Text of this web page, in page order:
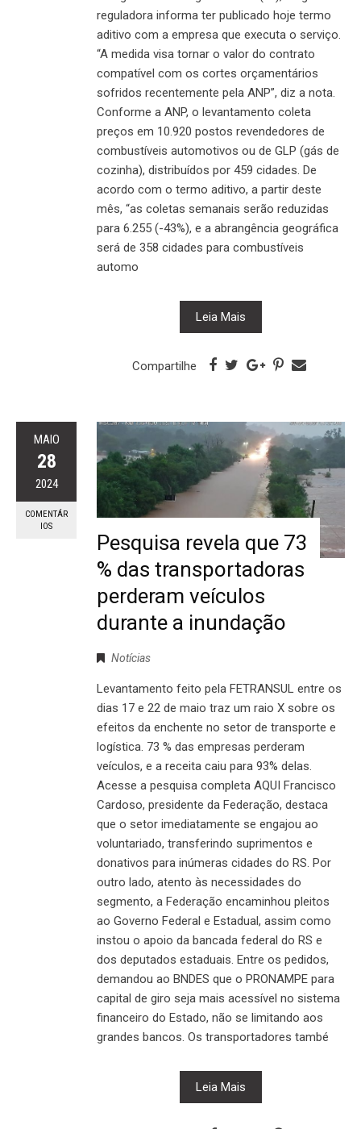
reguladora informa ter publicado hoje termo
aditivo com a empresa que executa o serviço.
“A medida visa tornar o valor do contrato
compatível com os cortes orçamentários
sofridos recentemente pela ANP”, diz a nota.
Conforme a ANP, o levantamento coleta
preços em 10.920 postos revendedores de
combustíveis automotivos ou de GLP (gás de
cozinha), distribuídos por 459 cidades. De
acordo com o termo aditivo, a partir deste
mês, “as coletas semanais serão reduzidas
para 6.255 (-43%), e a abrangência geográfica
será de 358 cidades para combustíveis
automo
Leia Mais
Compartilhe
MAIO
28
2024
COMENTÁR
IOS
Pesquisa revela que 73
% das transportadoras
perderam veículos
durante a inundação
Notícias
Levantamento feito pela FETRANSUL entre os
dias 17 e 22 de maio traz um raio X sobre os
efeitos da enchente no setor de transporte e
logística. 73 % das empresas perderam
veículos, e a receita caiu para 93% delas.
Acesse a pesquisa completa AQUI Francisco
Cardoso, presidente da Federação, destaca
que o setor imediatamente se engajou ao
voluntariado, transferindo suprimentos e
donativos para inúmeras cidades do RS. Por
outro lado, atento às necessidades do
segmento, a Federação encaminhou pleitos
ao Governo Federal e Estadual, assim como
instou o apoio da bancada federal do RS e
dos deputados estaduais. Entre os pedidos,
demandou ao BNDES que o PRONAMPE para
capital de giro seja mais acessível no sistema
financeiro do Estado, não se limitando aos
grandes bancos. Os transportadores també
Leia Mais